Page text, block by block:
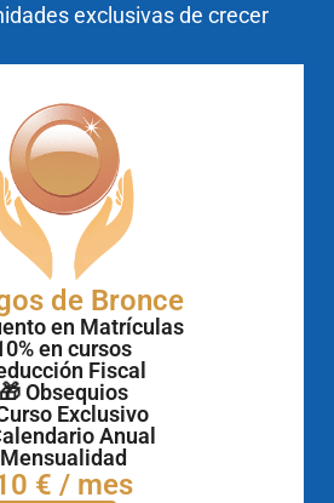
exclusivas de crecer
de Bronce
en Matrículas
en cursos
Fiscal
🎁 Obsequios
Exclusivo
Anual
Mensualidad
€ / mes